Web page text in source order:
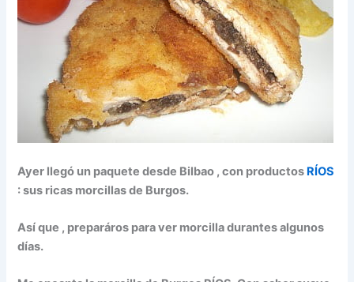
Ayer llegó un paquete desde Bilbao , con productos RÍOS
: sus ricas morcillas de Burgos.
Así que , preparáros para ver morcilla durantes algunos
días.